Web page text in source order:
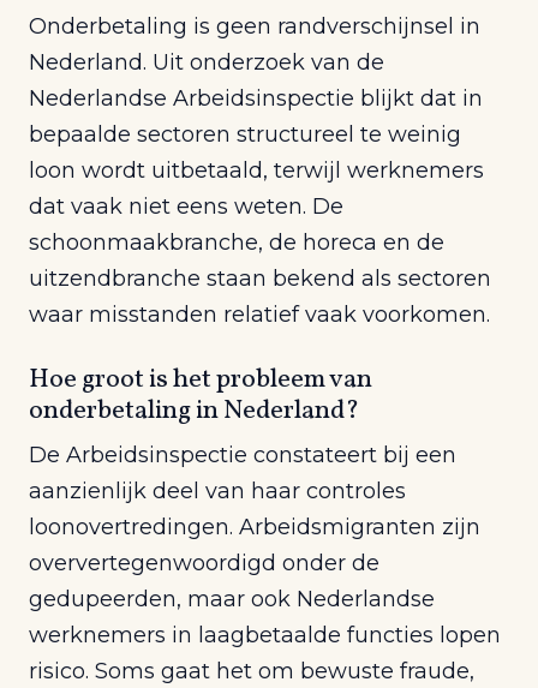
Onderbetaling is geen randverschijnsel in
Nederland. Uit onderzoek van de
Nederlandse Arbeidsinspectie blijkt dat in
bepaalde sectoren structureel te weinig
loon wordt uitbetaald, terwijl werknemers
dat vaak niet eens weten. De
schoonmaakbranche, de horeca en de
uitzendbranche staan bekend als sectoren
waar misstanden relatief vaak voorkomen.
Hoe groot is het probleem van
onderbetaling in Nederland?
De Arbeidsinspectie constateert bij een
aanzienlijk deel van haar controles
loonovertredingen. Arbeidsmigranten zijn
oververtegenwoordigd onder de
gedupeerden, maar ook Nederlandse
werknemers in laagbetaalde functies lopen
risico. Soms gaat het om bewuste fraude,